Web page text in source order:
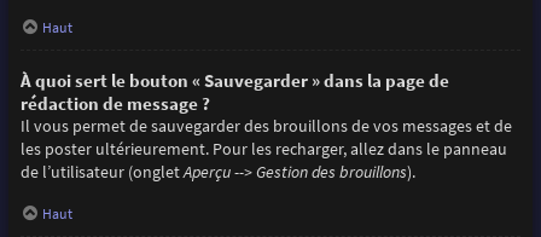
Haut
À quoi sert le bouton « Sauvegarder » dans la page de
rédaction de message ?
Il vous permet de sauvegarder des brouillons de vos messages et de
les poster ultérieurement. Pour les recharger, allez dans le panneau
de l’utilisateur (ongletAperçu --> Gestion des brouillons).
Haut